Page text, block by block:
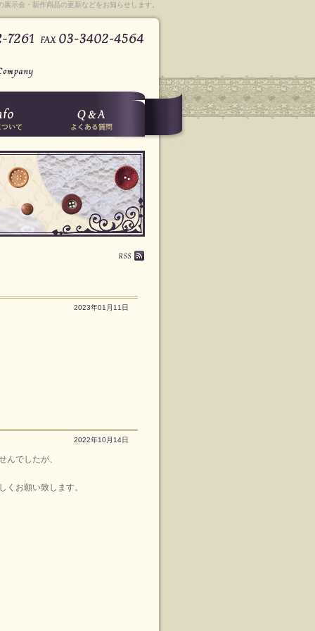
示会・新作商品の更新などをお知らせします。
2023年01月11日
2022年10月14日
んでしたが、
くお願い致します。